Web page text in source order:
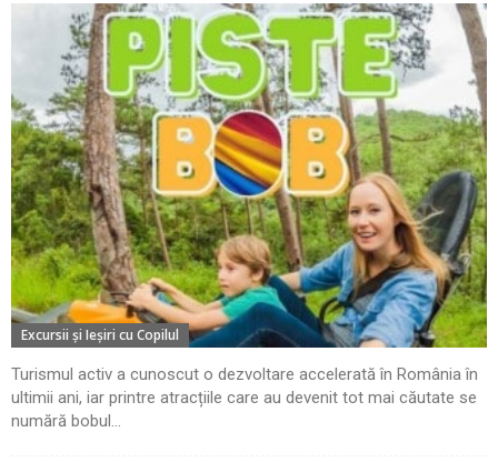
Excursii şi Ieşiri cu Copilul
Turismul activ a cunoscut o dezvoltare accelerată în România în
ultimii ani, iar printre atracțiile care au devenit tot mai căutate se
numără bobul...